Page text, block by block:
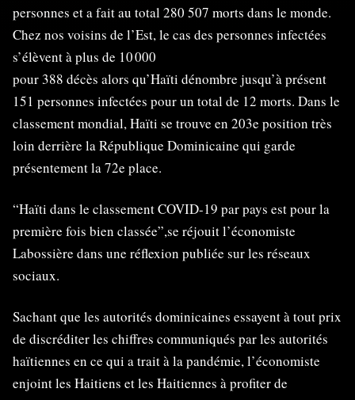
personnes et a fait au total 280 507 morts dans le monde.
Chez nos voisins de l’Est, le cas des personnes infectées
s’élèvent à plus de 10 000
pour 388 décès alors qu’Haïti dénombre jusqu’à présent
151 personnes infectées pour un total de 12 morts. Dans le
classement mondial, Haïti se trouve en 203e position très
loin derrière la République Dominicaine qui garde
présentement la 72e place.
“Haïti dans le classement COVID-19 par pays est pour la
première fois bien classée”,se réjouit l’économiste
Labossière dans une réflexion publiée sur les réseaux
sociaux.
Sachant que les autorités dominicaines essayent à tout prix
de discréditer les chiffres communiqués par les autorités
haïtiennes en ce qui a trait à la pandémie, l’économiste
enjoint les Haitiens et les Haitiennes à profiter de